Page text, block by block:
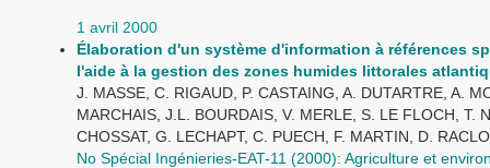
1 avril 2000
Élaboration d'un système d'information à références
l'aide à la gestion des zones humides littorales
J. MASSE, C. RIGAUD, P. CASTAING, A. DUTARTRE, A.
MARCHAIS, J.L. BOURDAIS, V. MERLE, S. LE FLOCH, T.
CHOSSAT, G. LECHAPT, C. PUECH, F. MARTIN, D.
No Spécial Ingénieries-EAT-11 (2000): Agriculture et